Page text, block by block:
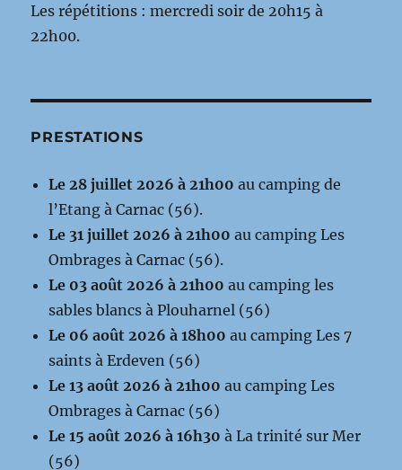
Les répétitions : mercredi soir de 20h15 à
22h00.
PRESTATIONS
Le 28 juillet 2026 à 21h00 au camping de
l’Etang à Carnac (56).
Le 31 juillet 2026 à 21h00 au camping Les
Ombrages à Carnac (56).
Le 03 août 2026 à 21h00 au camping les
sables blancs à Plouharnel (56)
Le 06 août 2026 à 18h00 au camping Les 7
saints à Erdeven (56)
Le 13 août 2026 à 21h00 au camping Les
Ombrages à Carnac (56)
Le 15 août 2026 à 16h30 à La trinité sur Mer
(56)